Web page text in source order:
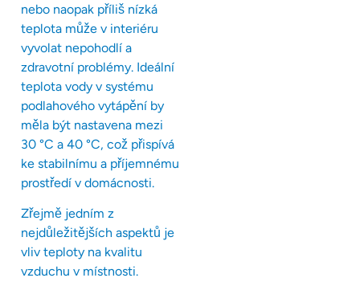
nebo naopak příliš nízká
teplota může v interiéru
vyvolat nepohodlí a
zdravotní problémy. Ideální
teplota vody v systému
podlahového vytápění by
měla být nastavena mezi
30 °C a 40 °C, což přispívá
ke stabilnímu a příjemnému
prostředí v domácnosti.
Zřejmě jedním z
nejdůležitějších aspektů je
vliv teploty na kvalitu
vzduchu v místnosti.